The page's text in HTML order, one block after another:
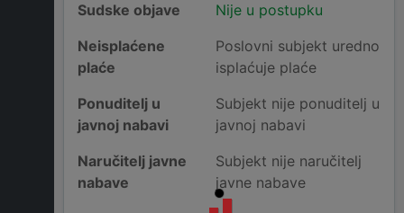
Sudske objave
Nije u postupku
Neisplaćene
plaće
Poslovni subjekt uredno
isplaćuje plaće
Ponuditelj u
javnoj nabavi
Subjekt nije ponuditelj u
javnoj nabavi
Naručitelj javne
nabave
Subjekt nije naručitelj
javne nabave